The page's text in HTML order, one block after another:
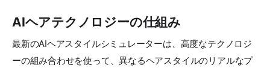
AIヘアテクノロジーの仕組み
最新のAIヘアスタイルシミュレーターは、高度なテクノロジ
ーの組み合わせを使って、異なるヘアスタイルのリアルなプ